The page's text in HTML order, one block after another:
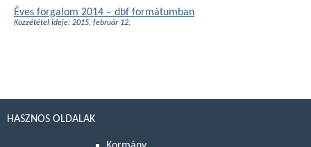
Éves forgalom 2014 – dbf formátumban
Közzététel ideje: 2015. február 12.
HASZNOS OLDALAK